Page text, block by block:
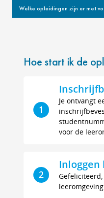
Welke opleidingen zijn er met
Hoe start ik de
1
Je ontvangt
voor de
2
Inloggen